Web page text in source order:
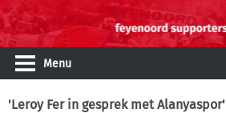
Menu
'Leroy Fer in gesprek met Alanyaspor'